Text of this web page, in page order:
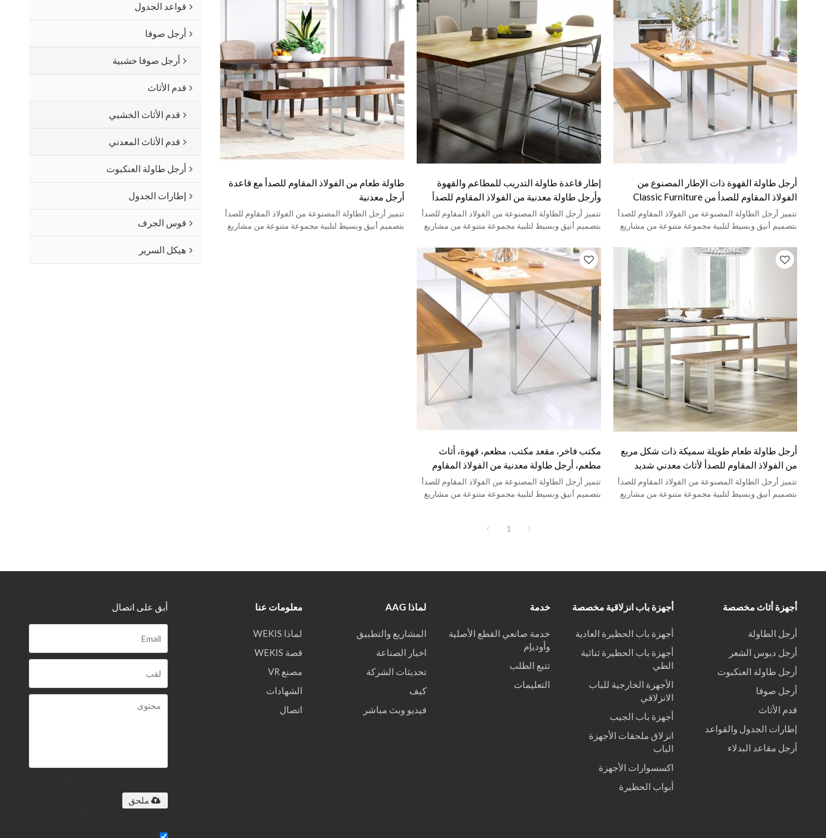
قواعد الجدول
أرجل صوفا
أرجل صوفا خشبية
قدم الأثاث
قدم الأثاث الخشبي
قدم الأثاث المعدني
أرجل طاولة العنكبوت
إطارات الجدول
قوس الجرف
هيكل السرير
أرجل طاولة القهوة ذات الإطار المصنوع من
الفولاذ المقاوم للصدأ من Classic Furniture
مناسبة لطاولة القهوة
تتميز أرجل الطاولة المصنوعة من الفولاذ المقاوم للصدأ
بتصميم أنيق وبسيط لتلبية مجموعة متنوعة من مشاريع
إطار قاعدة طاولة التدريب للمطاعم والقهوة
وأرجل طاولة معدنية من الفولاذ المقاوم للصدأ
تتميز أرجل الطاولة المصنوعة من الفولاذ المقاوم للصدأ
بتصميم أنيق وبسيط لتلبية مجموعة متنوعة من مشاريع
طاولة طعام من الفولاذ المقاوم للصدأ مع قاعدة
أرجل معدنية
تتميز أرجل الطاولة المصنوعة من الفولاذ المقاوم للصدأ
بتصميم أنيق وبسيط لتلبية مجموعة متنوعة من مشاريع
أرجل طاولة طعام طويلة سميكة ذات شكل مربع
من الفولاذ المقاوم للصدأ لأثاث معدني شديد
التحمل
تتميز أرجل الطاولة المصنوعة من الفولاذ المقاوم للصدأ
بتصميم أنيق وبسيط لتلبية مجموعة متنوعة من مشاريع
مكتب فاخر، مقعد مكتب، مطعم، قهوة، أثاث
مطعم، أرجل طاولة معدنية من الفولاذ المقاوم
للصدأ المصقول
تتميز أرجل الطاولة المصنوعة من الفولاذ المقاوم للصدأ
بتصميم أنيق وبسيط لتلبية مجموعة متنوعة من مشاريع
1
أجهزة أثاث مخصصة
أرجل الطاولة
أرجل دبوس الشعر
أرجل طاولة العنكبوت
أرجل صوفا
قدم الأثاث
إطارات الجدول والقواعد
أرجل مقاعد البدلاء
أجهزة باب انزلاقية مخصصة
أجهزة باب الحظيرة العادية
أجهزة باب الحظيرة ثنائية
الطي
الأجهزة الخارجية للباب
الانزلاقي
أجهزة باب الجيب
انزلاق ملحقات الأجهزة
الباب
اكسسوارات الأجهزة
أبواب الحظيرة
خدمة
خدمة صانعي القطع الأصلية
وأوديإم
تتبع الطلب
التعليمات
لماذا AAG
المشاريع والتطبيق
اخبار الصناعة
تحديثات الشركة
كيف
فيديو وبث مباشر
معلومات عنا
لماذا WEKIS
قصة WEKIS
مصنع VR
الشهادات
اتصال
أبق على اتصال
ملحق